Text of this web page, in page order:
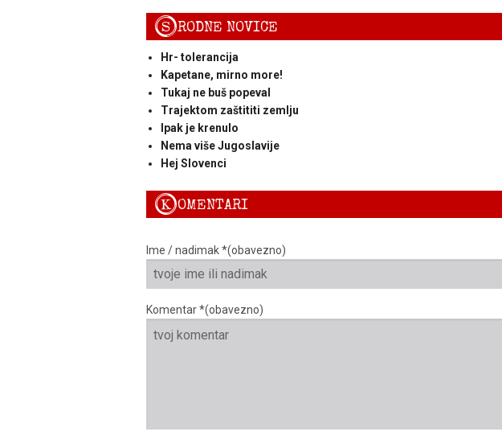
SRODNE NOVICE
Hr- tolerancija
Kapetane, mirno more!
Tukaj ne buš popeval
Trajektom zaštititi zemlju
Ipak je krenulo
Nema više Jugoslavije
Hej Slovenci
KOMENTARI
Ime / nadimak *(obavezno)
Komentar *(obavezno)